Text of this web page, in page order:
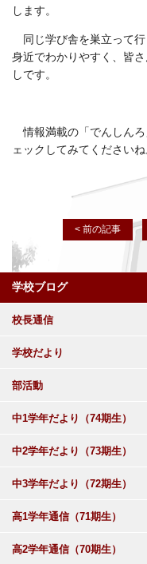
します。
同じ学び舎を巣立って
身近でわかりやすく、皆
しです。
情報満載の「でんしん
ェックしてみてくださいね
< 前の記事
学校ブログ
校長通信
学校だより
部活動
中1学年だより（74期生）
中2学年だより（73期生）
中3学年だより（72期生）
高1学年通信（71期生）
高2学年通信（70期生）